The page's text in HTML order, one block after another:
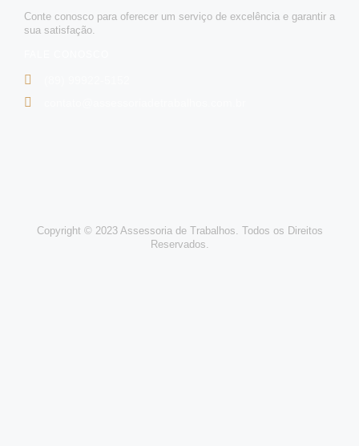
Conte conosco para oferecer um serviço de excelência e garantir a
sua satisfação.
Copyright © 2023 Assessoria de Trabalhos. Todos os Direitos
Reservados.